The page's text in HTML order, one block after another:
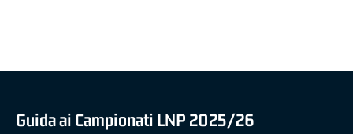
Guida ai Campionati LNP 2025/26